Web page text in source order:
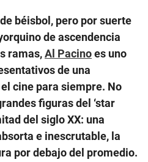
béisbol, pero por suerte
de ascendencia
ramas,Al Pacinoes uno
de una
cine para siempre. No
figuras del ‘star
del siglo XX: una
e inescrutable, la
por debajo del promedio.